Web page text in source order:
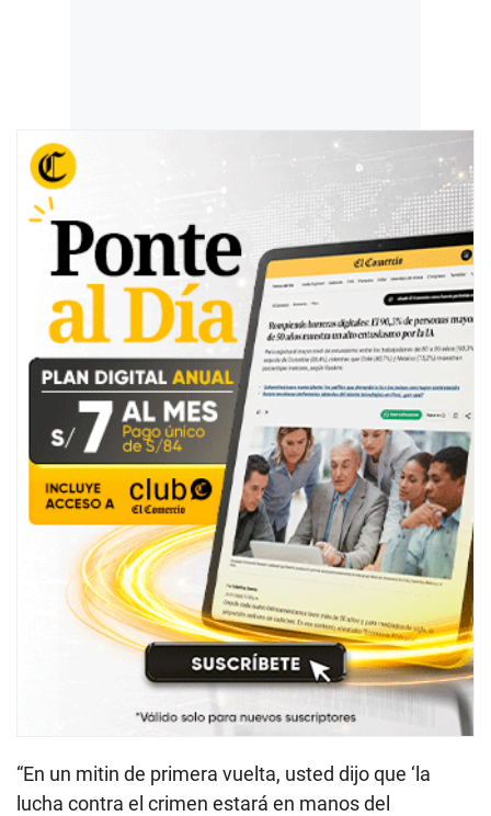
“En un mitin de primera vuelta, usted dijo que ‘la
lucha contra el crimen estará en manos del